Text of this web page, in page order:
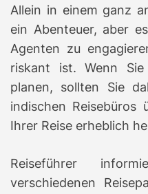
Allein in einem ganz
ein Abenteuer, aber
Agenten zu
riskant ist.Wenn
planen, sollten Sie
indischen Reisebüros
Ihrer Reise erheblich
Reiseführer
verschiedenen